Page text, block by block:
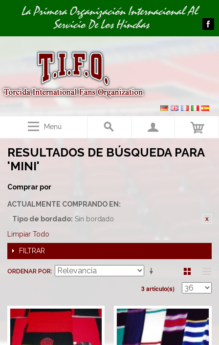
Image 01La Primera Organización Internacional Al
Servicio De Los Hinchas
Menú
RESULTADOS DE BÚSQUEDA PARA
'MINI'
Comprar por
ACTUALMENTE COMPRANDO EN:
Tipo de bordado: Sin bordado
Limpiar Todo
FILTRAR
ORDENAR POR
3 artículo(s)